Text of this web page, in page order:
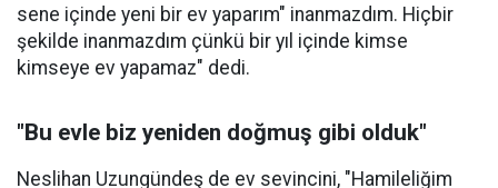
sene içinde yeni bir ev yaparım" inanmazdım. Hiçbir
şekilde inanmazdım çünkü bir yıl içinde kimse
kimseye ev yapamaz" dedi.
"Bu evle biz yeniden doğmuş gibi olduk"
Neslihan Uzungündeş de ev sevincini, "Hamileliğim